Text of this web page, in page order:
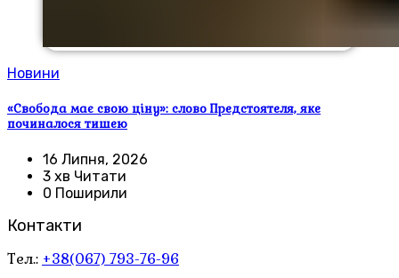
Новини
«Свобода має свою ціну»: слово Предстоятеля, яке
починалося тишею
16 Липня, 2026
3 хв Читати
0 Поширили
Контакти
Тел.: +38(067) 793-76-96